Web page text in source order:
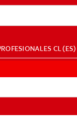
CL (ES)